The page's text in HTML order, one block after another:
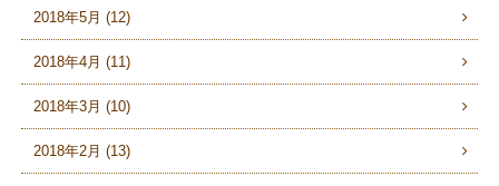
2018年5月 (12)
2018年4月 (11)
2018年3月 (10)
2018年2月 (13)